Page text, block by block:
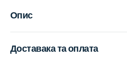
Опис
Доставака та оплата